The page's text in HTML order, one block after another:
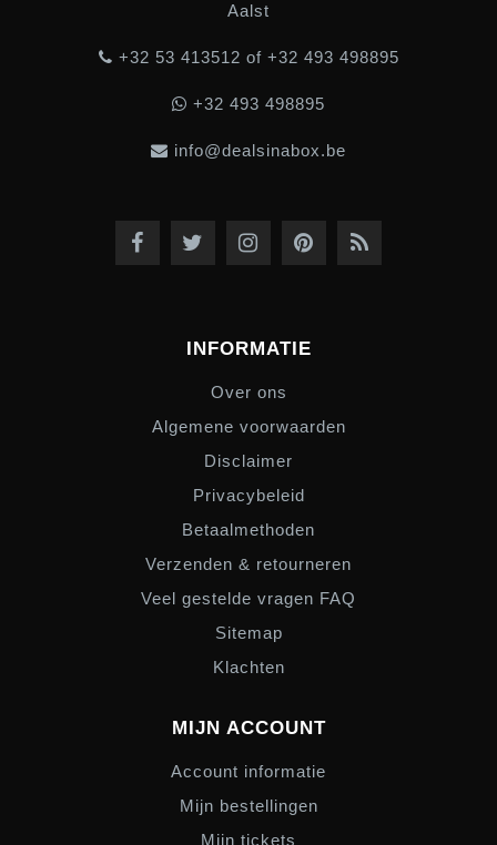
Aalst
+32 53 413512 of +32 493 498895
+32 493 498895
info@dealsinabox.be
INFORMATIE
Over ons
Algemene voorwaarden
Disclaimer
Privacybeleid
Betaalmethoden
Verzenden & retourneren
Veel gestelde vragen FAQ
Sitemap
Klachten
MIJN ACCOUNT
Account informatie
Mijn bestellingen
Mijn tickets